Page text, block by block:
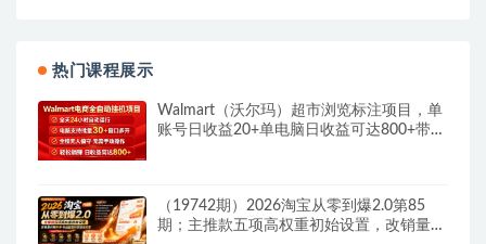
热门课程展示
Walmart（沃尔玛）超市浏览标注项目，单
账号日收益20+单电脑日收益可达800+带分
（19742期）2026淘宝从零到爆2.0第85
期；主推款五项高权重初始设置，改销量评